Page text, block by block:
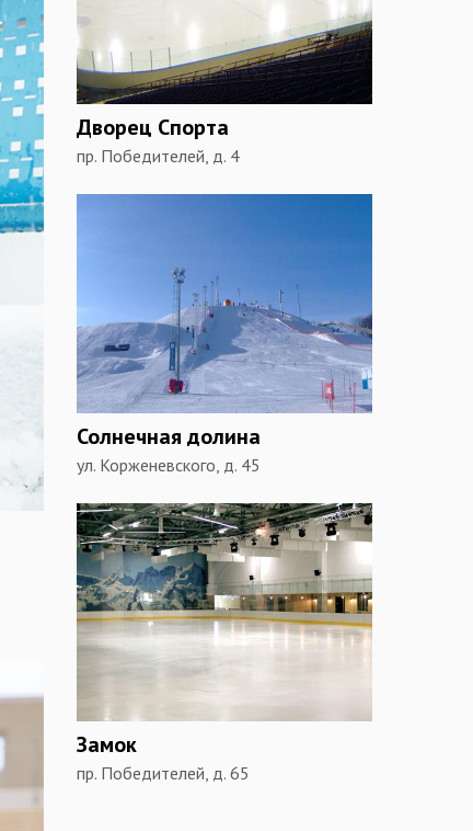
Дворец Спорта
пр. Победителей, д. 4
Солнечная долина
ул. Корженевского, д. 45
Замок
пр. Победителей, д. 65